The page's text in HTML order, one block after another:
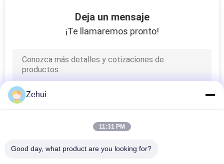
Espuma que recicla
la máquina
Deja un mensaje
¡Te llamaremos pronto!
Zehui
11:31 PM
Good day, what product are you looking for?